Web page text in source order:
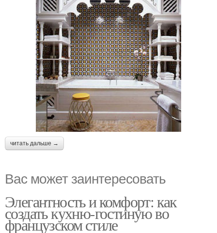
читать дальше →
Вас может заинтересовать
Элегантность и комфорт: как
создать кухню-гостиную во
французском стиле